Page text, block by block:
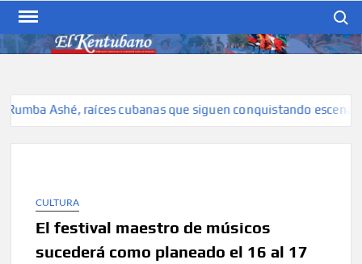
Skip
content
hispana de Kentucky
Ashé, raíces cubanas que siguen conquistando escenarios
CULTURA
El festival maestro de músicos
sucederá como planeado el 16 al 17